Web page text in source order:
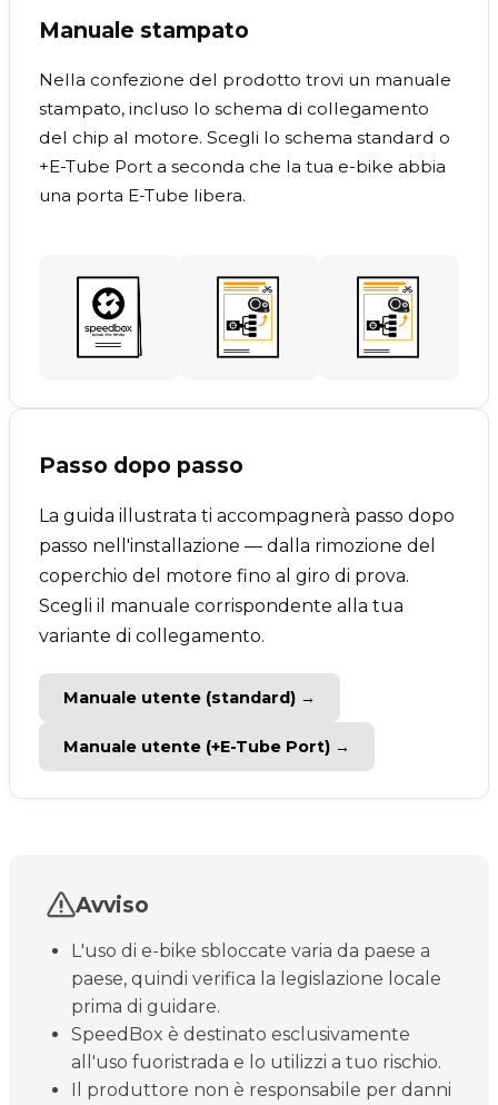
Manuale stampato
Nella confezione del prodotto trovi un manuale
stampato, incluso lo schema di collegamento
del chip al motore. Scegli lo schema standard o
+E-Tube Port a seconda che la tua e-bike abbia
una porta E-Tube libera.
Passo dopo passo
La guida illustrata ti accompagnerà passo dopo
passo nell'installazione — dalla rimozione del
coperchio del motore fino al giro di prova.
Scegli il manuale corrispondente alla tua
variante di collegamento.
Manuale utente (standard) →
Manuale utente (+E-Tube Port) →
Avviso
L'uso di e-bike sbloccate varia da paese a
paese, quindi verifica la legislazione locale
prima di guidare.
SpeedBox è destinato esclusivamente
all'uso fuoristrada e lo utilizzi a tuo rischio.
Il produttore non è responsabile per danni